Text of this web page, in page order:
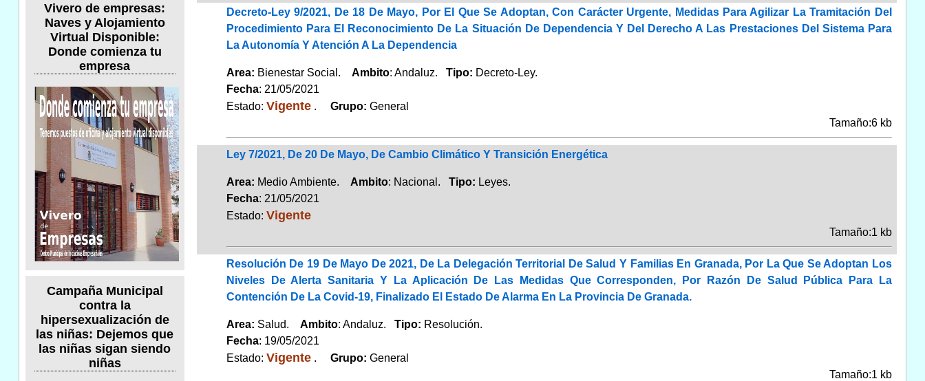
Vivero de empresas:
Naves y Alojamiento
Virtual Disponible:
Donde comienza tu
empresa
Campaña Municipal
contra la
hipersexualización de
las niñas: Dejemos que
las niñas sigan siendo
niñas
Decreto-Ley 9/2021, De 18 De Mayo, Por El Que Se Adoptan, Con Carácter Urgente, Medidas Para Agilizar La Tramitación Del
Procedimiento Para El Reconocimiento De La Situación De Dependencia Y Del Derecho A Las Prestaciones Del Sistema Para
La Autonomía Y Atención A La Dependencia
Area: Bienestar Social. Ambito: Andaluz. Tipo: Decreto-Ley.
Fecha: 21/05/2021
Estado: Vigente. Grupo: General
Tamaño:6 kb
Ley 7/2021, De 20 De Mayo, De Cambio Climático Y Transición Energética
Area: Medio Ambiente. Ambito: Nacional. Tipo: Leyes.
Fecha: 21/05/2021
Estado: Vigente
Tamaño:1 kb
Resolución De 19 De Mayo De 2021, De La Delegación Territorial De Salud Y Familias En Granada, Por La Que Se Adoptan Los
Niveles De Alerta Sanitaria Y La Aplicación De Las Medidas Que Corresponden, Por Razón De Salud Pública Para La
Contención De La Covid-19, Finalizado El Estado De Alarma En La Provincia De Granada.
Area: Salud. Ambito: Andaluz. Tipo: Resolución.
Fecha: 19/05/2021
Estado: Vigente. Grupo: General
Tamaño:1 kb